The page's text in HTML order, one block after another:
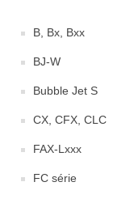
B, Bx, Bxx
BJ-W
Bubble Jet S
CX, CFX, CLC
FAX-Lxxx
FC série